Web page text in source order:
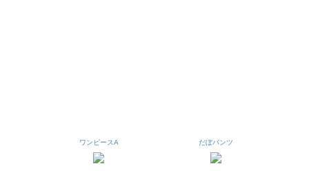
ワンピースA だぼパンツ